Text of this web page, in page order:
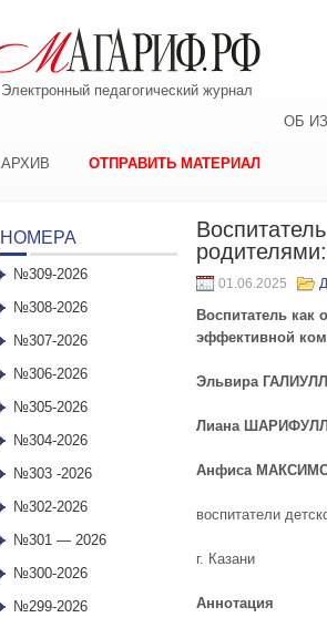
Электронный педагогический журнал
ОБ
АРХИВ ОТПРАВИТЬ МАТЕРИАЛ
01.06.2025
Воспитатель как
эффективной
Эльвира
Лиана
Анфиса
воспитатели
г. Казани
Аннотация
НОМЕРА
№309-2026
№308-2026
№307-2026
№306-2026
№305-2026
№304-2026
№303 -2026
№302-2026
№301 — 2026
№300-2026
№299-2026